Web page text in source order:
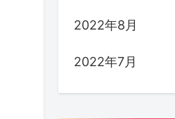
2022年8月
2022年7月